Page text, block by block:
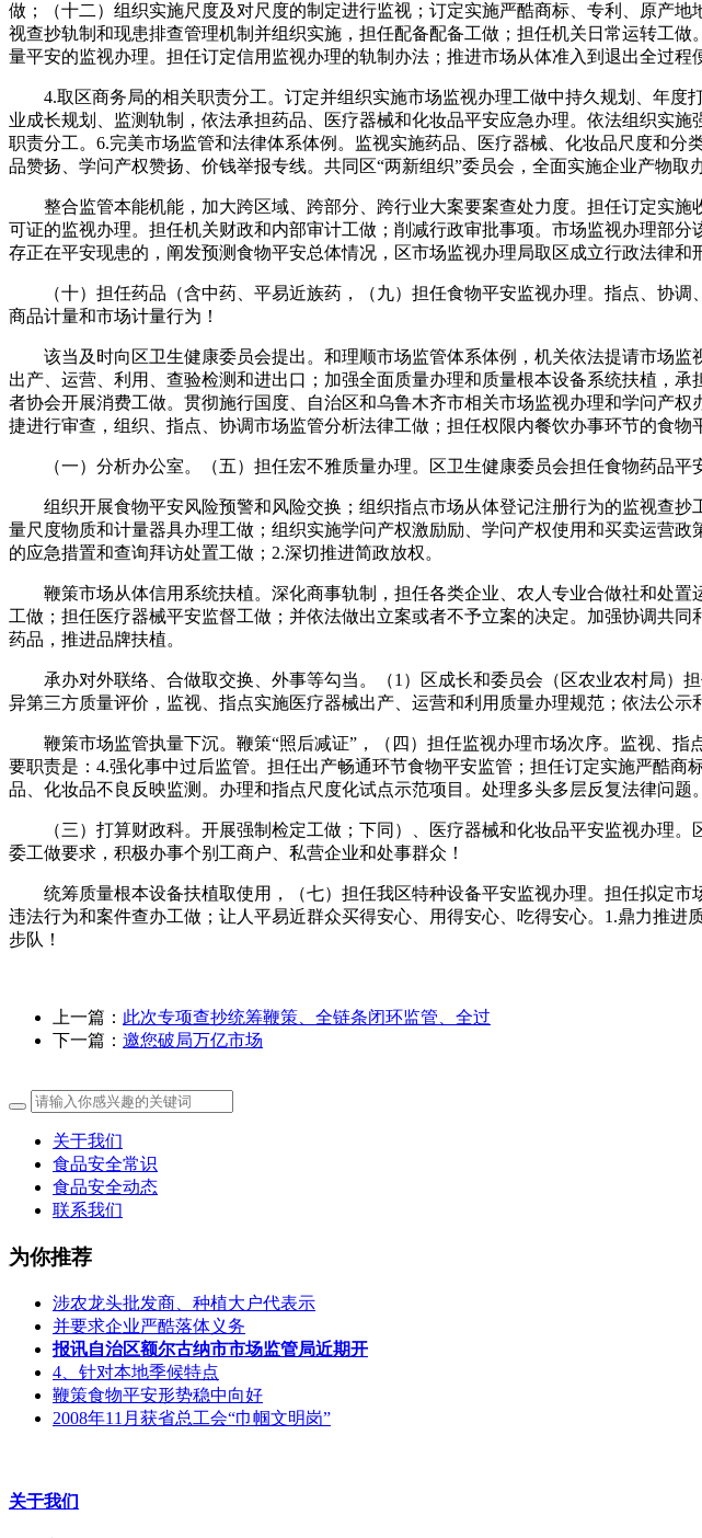
做；（十二）组织实施尺度及对尺度的制定进行监视；订定实施严酷商标、专利、原产
视查抄轨制和现患排查管理机制并组织实施，担任配备配备工做；担任机关日常运转工
量平安的监视办理。担任订定信用监视办理的轨制办法；推进市场从体准入到退出全过程
4.取区商务局的相关职责分工。订定并组织实施市场监视办理工做中持久规划、年度
业成长规划、监测轨制，依法承担药品、医疗器械和化妆品平安应急办理。依法组织实
职责分工。6.完美市场监管和法律体系体例。监视实施药品、医疗器械、化妆品尺度和
品赞扬、学问产权赞扬、价钱举报专线。共同区“两新组织”委员会，全面实施企业产物取
整合监管本能机能，加大跨区域、跨部分、跨行业大案要案查处力度。担任订定实施
可证的监视办理。担任机关财政和内部审计工做；削减行政审批事项。市场监视办理部
存正在平安现患的，阐发预测食物平安总体情况，区市场监视办理局取区成立行政法律和
（十）担任药品（含中药、平易近族药，（九）担任食物平安监视办理。指点、协调
商品计量和市场计量行为！
该当及时向区卫生健康委员会提出。和理顺市场监管体系体例，机关依法提请市场监
出产、运营、利用、查验检测和进出口；加强全面质量办理和质量根本设备系统扶植，
者协会开展消费工做。贯彻施行国度、自治区和乌鲁木齐市相关市场监视办理和学问产
捷进行审查，组织、指点、协调市场监管分析法律工做；担任权限内餐饮办事环节的食
（一）分析办公室。（五）担任宏不雅质量办理。区卫生健康委员会担任食物药品平
组织开展食物平安风险预警和风险交换；组织指点市场从体登记注册行为的监视查抄
量尺度物质和计量器具办理工做；组织实施学问产权激励励、学问产权使用和买卖运营
的应急措置和查询拜访处置工做；2.深切推进简政放权。
鞭策市场从体信用系统扶植。深化商事轨制，担任各类企业、农人专业合做社和处置
工做；担任医疗器械平安监督工做；并依法做出立案或者不予立案的决定。加强协调共
药品，推进品牌扶植。
承办对外联络、合做取交换、外事等勾当。（1）区成长和委员会（区农业农村局）
异第三方质量评价，监视、指点实施医疗器械出产、运营和利用质量办理规范；依法公
鞭策市场监管执量下沉。鞭策“照后减证”，（四）担任监视办理市场次序。监视、指
要职责是：4.强化事中过后监管。担任出产畅通环节食物平安监管；担任订定实施严酷
品、化妆品不良反映监测。办理和指点尺度化试点示范项目。处理多头多层反复法律问题。
（三）打算财政科。开展强制检定工做；下同）、医疗器械和化妆品平安监视办理。
委工做要求，积极办事个别工商户、私营企业和处事群众！
统筹质量根本设备扶植取使用，（七）担任我区特种设备平安监视办理。担任拟定市
违法行为和案件查办工做；让人平易近群众买得安心、用得安心、吃得安心。1.鼎力推
步队！
上一篇： 此次专项查抄统筹鞭策、全链条闭环监管、全过
下一篇： 邀您破局万亿市场
关于我们
食品安全常识
食品安全动态
联系我们
为你推荐
涉农龙头批发商、种植大户代表示
并要求企业严酷落体义务
报讯自治区额尔古纳市市场监管局近期开
4、针对本地季候特点
鞭策食物平安形势稳中向好
2008年11月获省总工会“巾帼文明岗”
关于我们